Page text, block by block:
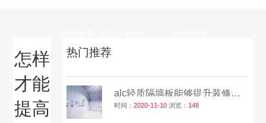
怎样
才能
提高
热门推荐
alc轻质隔墙板能够提升装修效率吗？
时间：2020-11-10 浏览： 148